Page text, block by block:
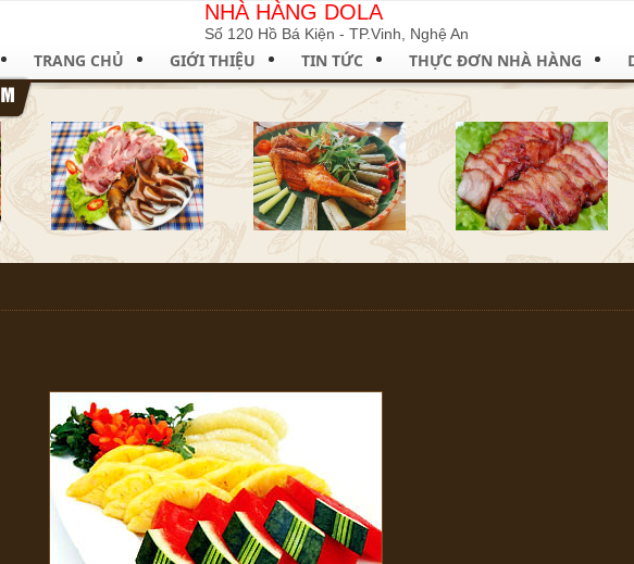
NHÀ HÀNG DOLA
Số 120 Hồ Bá Kiện - TP.Vinh, Nghệ An
TRANG CHỦ GIỚI THIỆU TIN TỨC THỰC ĐƠN NHÀ HÀNG